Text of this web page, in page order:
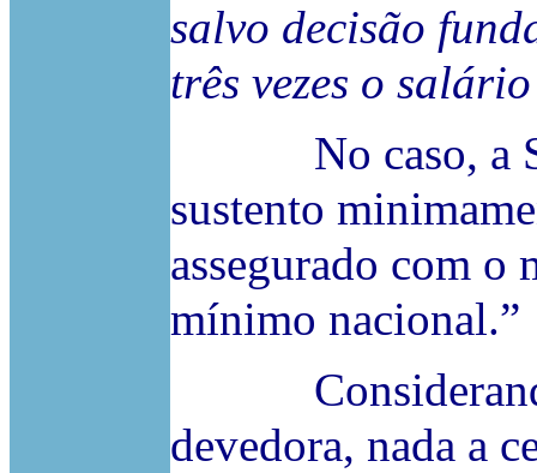
salvo decisão
três vezes o
No caso, a
sustento
assegurado com o
mínimo nacional.”
Considerando
devedora, nada a